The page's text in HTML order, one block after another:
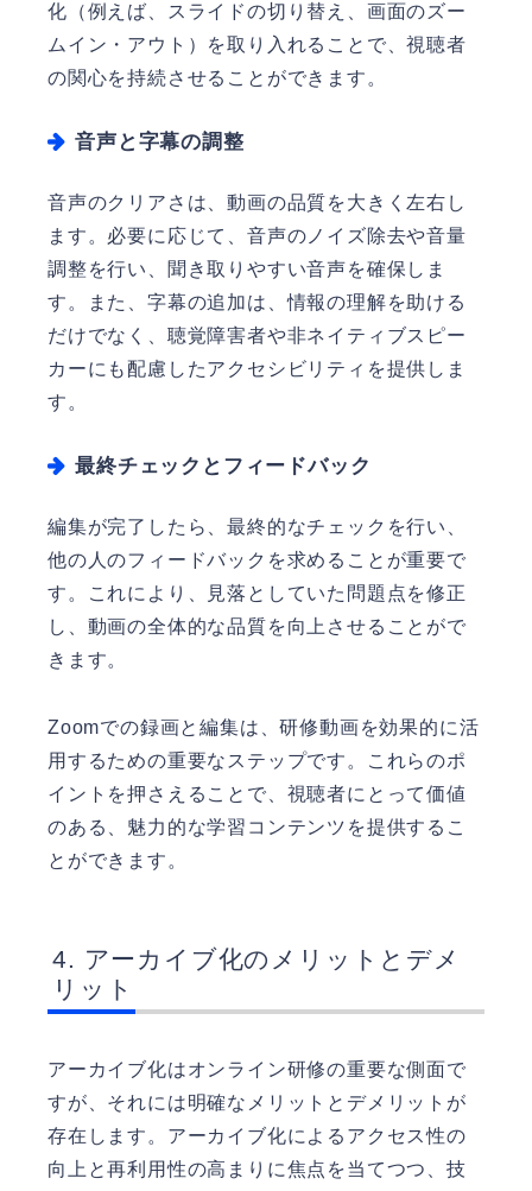
化（例えば、スライドの切り替え、画面のズー
ムイン・アウト）を取り入れることで、視聴者
の関心を持続させることができます。
音声と字幕の調整
音声のクリアさは、動画の品質を大きく左右し
ます。必要に応じて、音声のノイズ除去や音量
調整を行い、聞き取りやすい音声を確保しま
す。また、字幕の追加は、情報の理解を助ける
だけでなく、聴覚障害者や非ネイティブスピー
カーにも配慮したアクセシビリティを提供しま
す。
最終チェックとフィードバック
編集が完了したら、最終的なチェックを行い、
他の人のフィードバックを求めることが重要で
す。これにより、見落としていた問題点を修正
し、動画の全体的な品質を向上させることがで
きます。
Zoomでの録画と編集は、研修動画を効果的に活
用するための重要なステップです。これらのポ
イントを押さえることで、視聴者にとって価値
のある、魅力的な学習コンテンツを提供するこ
とができます。
アーカイブ化のメリットとデメ
リット
アーカイブ化はオンライン研修の重要な側面で
すが、それには明確なメリットとデメリットが
存在します。アーカイブ化によるアクセス性の
向上と再利用性の高まりに焦点を当てつつ、技